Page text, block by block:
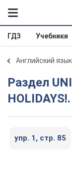
ГДЗ Учебники
Английский
Раздел UNIT 9. HELLO, SUMMER
упр. 1, стр. 85